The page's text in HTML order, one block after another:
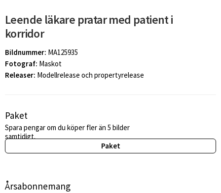
Leende läkare pratar med patient i
korridor
Bildnummer: MA125935
Fotograf: Maskot
Releaser: Modellrelease och propertyrelease
Paket
Spara pengar om du köper fler än 5 bilder
samtidigt.
Paket
Årsabonnemang